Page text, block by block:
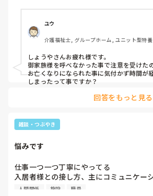
ユウ
介護福祉士, グループホーム, ユニット型特養
しょうやさんお疲れ様です。
御家族様を呼べなかった事で注意を受けた
お亡くなりになられた事に気付かず時間が
しまったって事ですか？
回答をもっと見る
雑談・つぶやき
悩みです
仕事一つ一つ丁寧にやってる
入居者様との接し方、主にコミュニケー
真面目に頑張ってるのに仕事できてない
人間関係 施設 職員